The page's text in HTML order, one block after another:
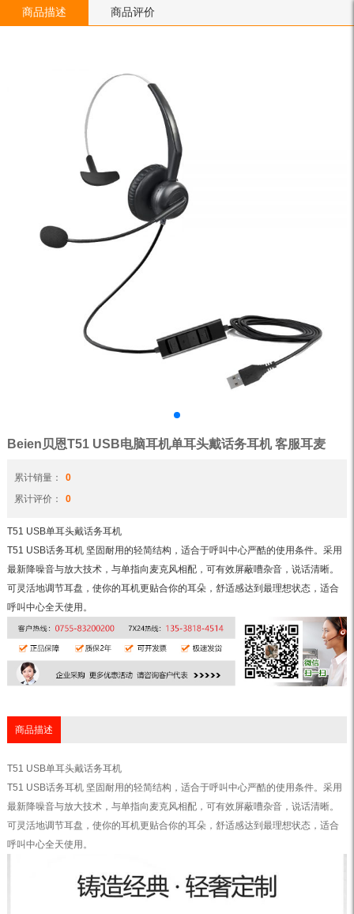
Beien贝恩T51 USB电脑耳机单耳头戴话务耳机 客服耳麦
累计销量：
0
累计评价：
0
T51 USB单耳头戴话务耳机
T51 USB话务耳机 坚固耐用的轻简结构，适合于呼叫中心严酷的使用条件。采用
最新降噪音与放大技术，与单指向麦克风相配，可有效屏蔽嘈杂音，说话清晰。
可灵活地调节耳盘，使你的耳机更贴合你的耳朵，舒适感达到最理想状态，适合
呼叫中心全天使用。
商品描述
商品描述 商品评价
T51 USB单耳头戴话务耳机
T51 USB话务耳机 坚固耐用的轻简结构，适合于呼叫中心严酷的使用条件。采用
最新降噪音与放大技术，与单指向麦克风相配，可有效屏蔽嘈杂音，说话清晰。
可灵活地调节耳盘，使你的耳机更贴合你的耳朵，舒适感达到最理想状态，适合
呼叫中心全天使用。